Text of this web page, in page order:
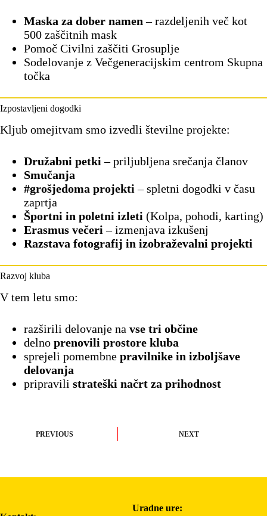
Maska za dober namen – razdeljenih več kot
500 zaščitnih mask
Pomoč Civilni zaščiti Grosuplje
Sodelovanje z Večgeneracijskim centrom Skupna
točka
Izpostavljeni dogodki
Kljub omejitvam smo izvedli številne projekte:
Družabni petki – priljubljena srečanja članov
Smučanja
#grošjedoma projekti – spletni dogodki v času
zaprtja
Športni in poletni izleti (Kolpa, pohodi, karting)
Erasmus večeri – izmenjava izkušenj
Razstava fotografij in izobraževalni projekti
Razvoj kluba
V tem letu smo:
razširili delovanje na vse tri občine
delno prenovili prostore kluba
sprejeli pomembne pravilnike in izboljšave
delovanja
pripravili strateški načrt za prihodnost
PREVIOUS NEXT
Uradne ure: